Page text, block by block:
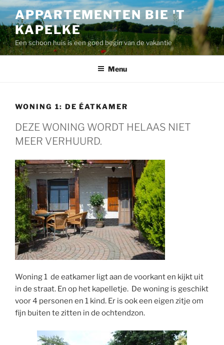
Ga
naar
de
inhoud
APPARTEMENTEN BIE 'T
KAPELKE
Een schoon huis is een goed begin van de vakantie
Menu
WONING 1: DE ÉATKAMER
DEZE WONING WORDT HELAAS NIET
MEER VERHUURD.
Woning 1 de eatkamer ligt aan de voorkant en kijkt uit
in de straat. En op het kapelletje. De woning is geschikt
voor 4 personen en 1 kind. Er is ook een eigen zitje om
fijn buiten te zitten in de ochtendzon.